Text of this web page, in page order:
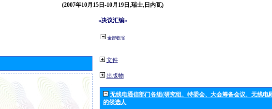
(2007年10月15日-10月19日,瑞士,日内瓦)
«决议汇编»
全部收缩
文件
出版物
无线电通信部门各组(研究组、特委会、大会筹备会议、无线电
的候选人